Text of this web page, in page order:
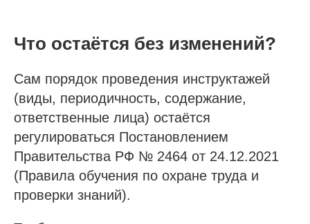
Что остаётся без изменений?
Сам порядок проведения инструктажей
(виды, периодичность, содержание,
ответственные лица) остаётся
регулироваться Постановлением
Правительства РФ № 2464 от 24.12.2021
(Правила обучения по охране труда и
проверки знаний).